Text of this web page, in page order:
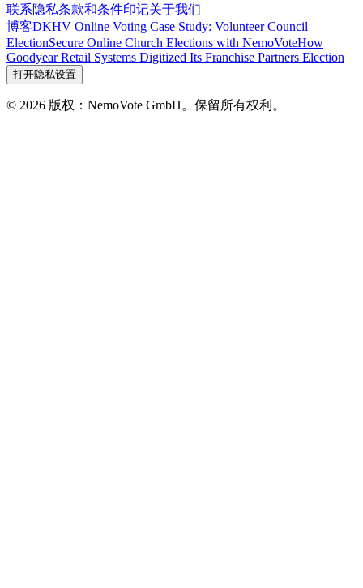
联系隐私条款和条件印记关于我们
博客DKHV Online Voting Case Study: Volunteer Council
ElectionSecure Online Church Elections with NemoVoteHow
Goodyear Retail Systems Digitized Its Franchise Partners Election
打开隐私设置
© 2026 版权：NemoVote GmbH。保留所有权利。